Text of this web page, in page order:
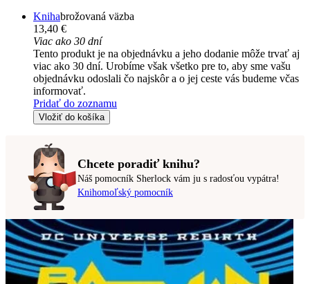
Knihabrožovaná väzba
13,40 €
Viac ako 30 dní
Tento produkt je na objednávku a jeho dodanie môže trvať aj
viac ako 30 dní. Urobíme však všetko pre to, aby sme vašu
objednávku odoslali čo najskôr a o jej ceste vás budeme včas
informovať.
Pridať do zoznamu
Vložiť do košíka
Chcete poradiť knihu?
Náš pomocník Sherlock vám ju s radosťou vypátra!
Knihomoľský pomocník